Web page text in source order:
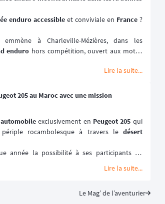
enduro accessible et conviviale en France ?
emmène à Charleville-Mézières, dans les
enduro hors compétition, ouvert aux motos
Mézières en Ardennes (MCCMA)
chronométrée. 😉
20 Septembre 2026.
Lire la suite...
205 au Maroc avec une mission
exclusivement en Peugeot 205 qui
rocambolesque à travers le désert
année la possibilité à ses participants de
et sportif qui prône la solidarité et le
Lire la suite...
Le Mag’ de l’aventurier